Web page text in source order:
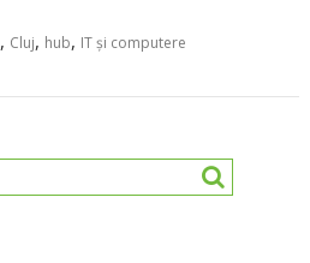
, Cluj, hub, IT și computere